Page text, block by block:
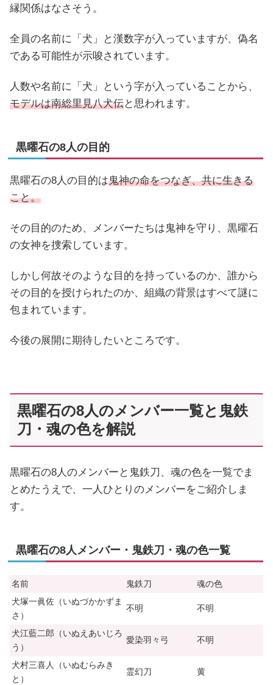
縁関係はなさそう。
全員の名前に「犬」と漢数字が入っていますが、偽名
である可能性が示唆されています。
人数や名前に「犬」という字が入っていることから、
モデルは南総里見八犬伝と思われます。
黒曜石の8人の目的
黒曜石の8人の目的は鬼神の命をつなぎ、共に生きる
こと。
その目的のため、メンバーたちは鬼神を守り、黒曜石
の女神を捜索しています。
しかし何故そのような目的を持っているのか、誰から
その目的を授けられたのか、組織の背景はすべて謎に
包まれています。
今後の展開に期待したいところです。
黒曜石の8人のメンバー一覧と鬼鉄
刀・魂の色を解説
黒曜石の8人のメンバーと鬼鉄刀、魂の色を一覧でま
とめたうえで、一人ひとりのメンバーをご紹介しま
す。
黒曜石の8人メンバー・鬼鉄刀・魂の色一覧
名前 鬼鉄刀
魂の色
犬塚一眞佐（いぬづかかずま
さ）
不明 不明
犬江藍二郎（いぬえあいじろ
う）
愛染羽々弓 不明
犬村三喜人（いぬむらみき
と）
霊幻刀 黄